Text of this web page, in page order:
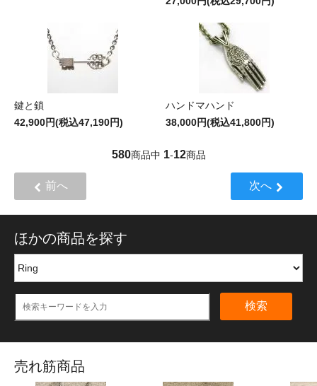
鍵と鎖
42,900円(税込47,190円)
ハンドマハンド
38,000円(税込41,800円)
580商品中 1-12商品
前へ 次へ
ほかの商品を探す
検索
売れ筋商品